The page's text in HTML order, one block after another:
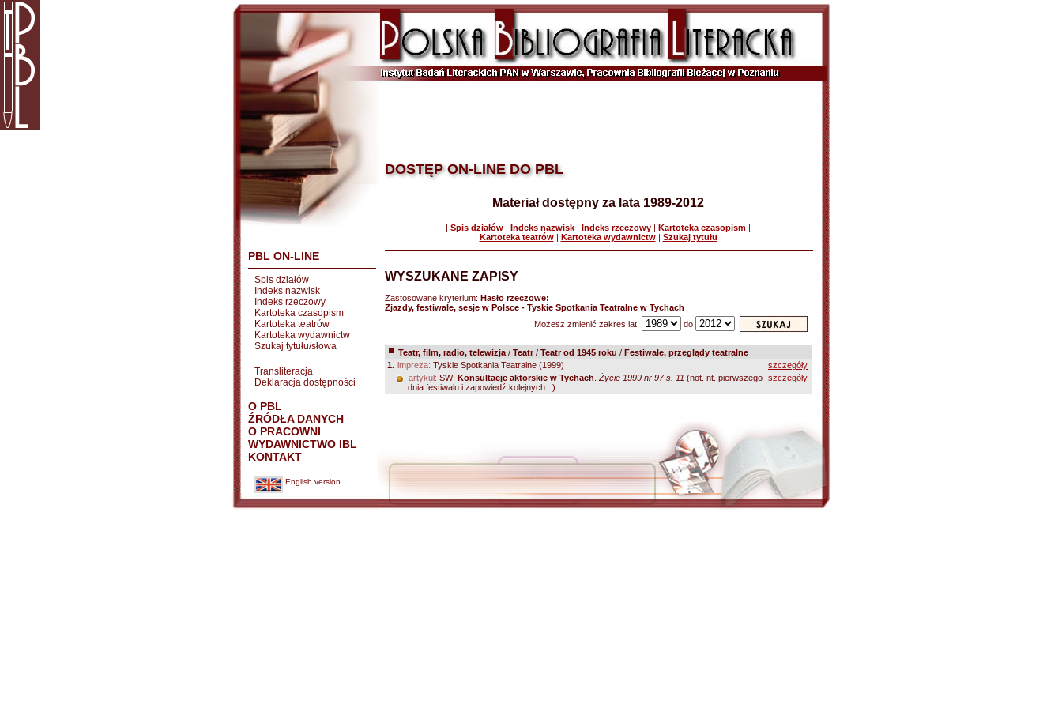
PBL ON-LINE
Spis działów
Indeks nazwisk
Indeks rzeczowy
Kartoteka czasopism
Kartoteka teatrów
Kartoteka wydawnictw
Szukaj tytułu/słowa
Transliteracja
Deklaracja dostępności
O PBL
ŹRÓDŁA DANYCH
O PRACOWNI
WYDAWNICTWO IBL
KONTAKT
English version
DOSTĘP ON-LINE DO PBL
Materiał dostępny za lata 1989-2012
| Spis działów | Indeks nazwisk | Indeks rzeczowy | Kartoteka czasopism |
| Kartoteka teatrów| Kartoteka wydawnictw| Szukaj tytułu |
WYSZUKANE ZAPISY
Zastosowane kryterium: Hasło rzeczowe:
Zjazdy, festiwale, sesje w Polsce - Tyskie Spotkania Teatralne w Tychach
Możesz zmienić zakres lat:
do
Teatr, film, radio, telewizja / Teatr / Teatr od 1945 roku / Festiwale, przeglądy teatralne
1. impreza: Tyskie Spotkania Teatralne (1999)
szczegóły
artykuł: SW: Konsultacje aktorskie w Tychach Życie 1999 nr 97 s. 11 (not. nt. pierwszego
dnia festiwalu i zapowiedź kolejnych...)
szczegóły